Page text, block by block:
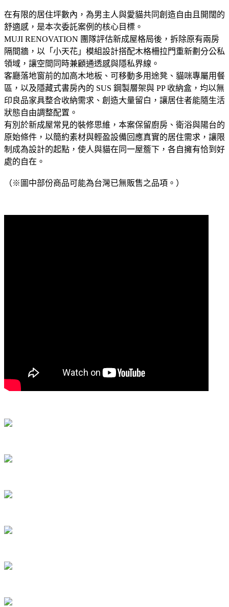
在有限的居住坪數內，為男主人與愛貓共同創造自由且開闊的
舒適感，是本次委託案例的核心目標。
MUJI RENOVATION 團隊評估新成屋格局後，拆除原有兩房
隔間牆，以「小天花」模組設計搭配木格柵拉門重新劃分公私
領域，讓空間同時兼顧通透感與隱私界線。
客廳落地窗前的加高木地板、可移動多用途凳、貓咪專屬用餐
區，以及隱藏式書房內的 SUS 鋼製層架與 PP 收納盒，均以無
印良品家具整合收納需求、創造大量留白，讓居住者能隨生活
狀態自由調整配置。
有別於新成屋常見的裝修思維，本案保留廚房、衛浴與陽台的
原始條件，以簡約素材與輕盈設備回應真實的居住需求，讓限
制成為設計的起點，使人與貓在同一屋簷下，各自擁有恰到好
處的自在。
（※圖中部份商品可能為台灣已無販售之品項。）